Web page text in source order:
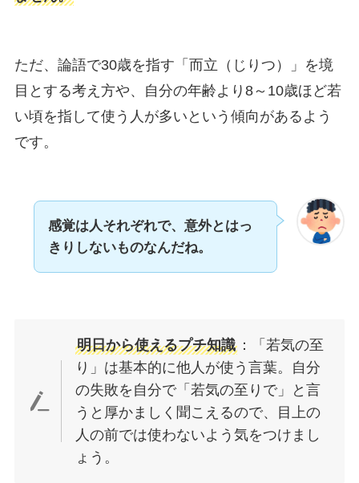
ただ、論語で30歳を指す「而立（じりつ）」を境
目とする考え方や、自分の年齢より8～10歳ほど若
い頃を指して使う人が多いという傾向があるよう
です。
感覚は人それぞれで、意外とはっ
きりしないものなんだね。
明日から使えるプチ知識 ：「若気の至
り」は基本的に他人が使う言葉。自分
の失敗を自分で「若気の至りで」と言
うと厚かましく聞こえるので、目上の
人の前では使わないよう気をつけまし
ょう。